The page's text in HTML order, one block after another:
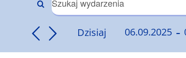
Wydarzenia
Nawigacja
Wpisz
kluczowe.
Dzisiaj 06.09.2025 -
Wybierz